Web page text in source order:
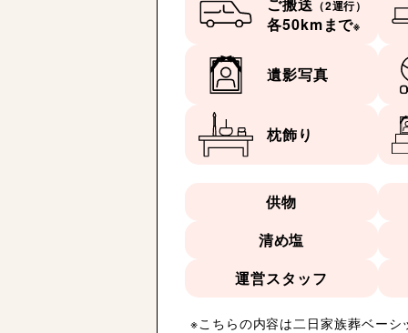
（2運行）
各50kmまで※
遺影写真
枕飾り
供物
清め塩
運営スタッフ
こちらの内容は二日家族葬ベー